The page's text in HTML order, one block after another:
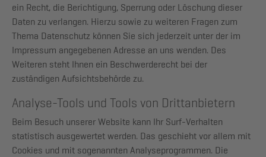
ein Recht, die Berichtigung, Sperrung oder Löschung dieser
Daten zu verlangen. Hierzu sowie zu weiteren Fragen zum
Thema Datenschutz können Sie sich jederzeit unter der im
Impressum angegebenen Adresse an uns wenden. Des
Weiteren steht Ihnen ein Beschwerderecht bei der
zuständigen Aufsichtsbehörde zu.
Analyse-Tools und Tools von Drittanbietern
Beim Besuch unserer Website kann Ihr Surf-Verhalten
statistisch ausgewertet werden. Das geschieht vor allem mit
Cookies und mit sogenannten Analyseprogrammen. Die